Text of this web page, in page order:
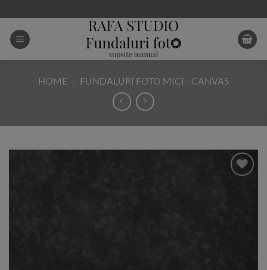
to
content
HOME FUNDALURI FOTO MICI - CANVAS